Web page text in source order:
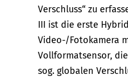
Verschluss“ zu
III ist die erste
Video-/Fotokamera
Vollformatsensor,
sog. globalen